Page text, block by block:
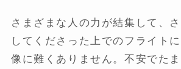
さまざまな人の力が結集して、
してくださった上でのフライト
像に難くありません。不安でた